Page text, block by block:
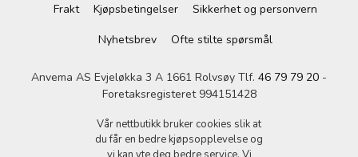
Frakt Kjøpsbetingelser
Sikkerhet og personvern
Nyhetsbrev
Ofte stilte spørsmål
Anvema AS Evjeløkka 3 A 1661 Rolvsøy Tlf. 46 79 79 20 -
Foretaksregisteret 994151428
Vår nettbutikk bruker cookies slik at
du får en bedre kjøpsopplevelse og